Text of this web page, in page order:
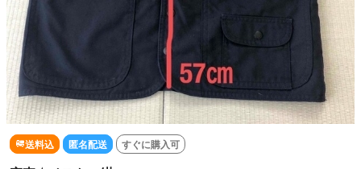
送料込 匿名配送 すぐに購入可